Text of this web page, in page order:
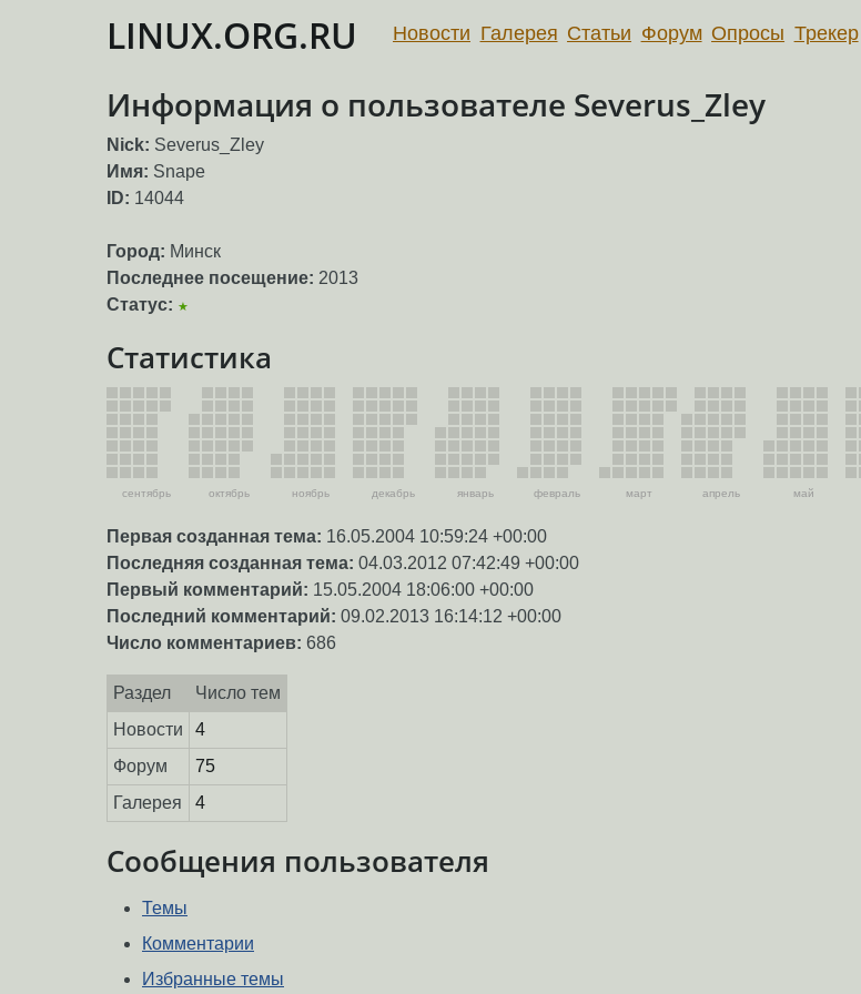
LINUX.ORG.RU Новости Галерея Статьи Форум Опросы Трекер
Информация о пользователе Severus_Zley
Nick: Severus_Zley
Имя: Snape
ID: 14044
Город: Минск
Последнее посещение: 2013
Статус: ★
Статистика
сентябрь октябрь ноябрь декабрь январь февраль март апрель май
Первая созданная тема: 16.05.2004 10:59:24 +00:00
Последняя созданная тема: 04.03.2012 07:42:49 +00:00
Первый комментарий: 15.05.2004 18:06:00 +00:00
Последний комментарий: 09.02.2013 16:14:12 +00:00
Число комментариев: 686
Раздел
Число тем
Новости
4
Форум
75
Галерея
4
Сообщения пользователя
Темы
Комментарии
Избранные темы